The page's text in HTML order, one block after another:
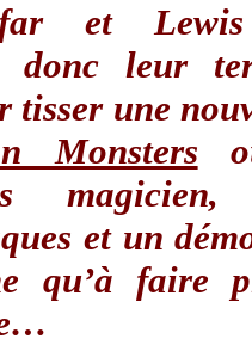
et Lewis
donc leur
tisser une
Monsters
et un
qu’à faire